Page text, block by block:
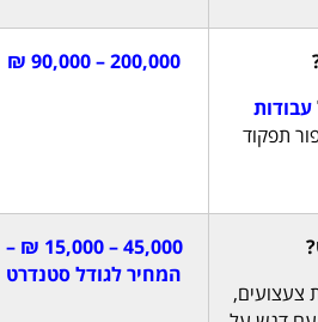
עבודות
תפקוד
200,000 – 90,000 ₪
סוג: חנות צעצועים,
45,000 – 15,000 ₪ –
המחיר לגודל סטנדרט